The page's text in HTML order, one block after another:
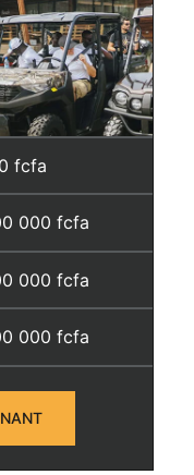
fcfa
000 fcfa
000 fcfa
000 fcfa